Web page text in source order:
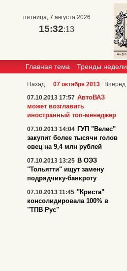
пятница, 7 августа 2026
15:32:14
Главная тема Тренды недели
Назад 07 октября 2013
Вперед
07.10.2013 17:57 АвтоВАЗ
может возглавить
иностранный топ-менеджер
07.10.2013 14:04 ГУП "Велес"
закупит более тысячи голов
овец на 9,4 млн рублей
07.10.2013 13:25 В ОЭЗ
"Тольятти" ищут замену
подрядчику-банкроту
07.10.2013 11:45 "Криста"
консолидировала 100% в
"ТПВ Рус"